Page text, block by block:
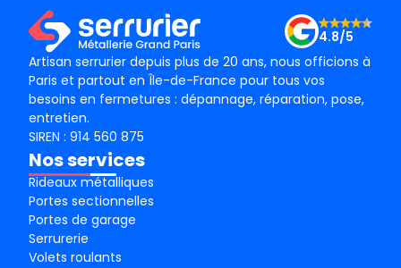
Artisan serrurier depuis plus de 20 ans, nous officions à
Paris et partout en Île-de-France pour tous vos
besoins en fermetures : dépannage, réparation, pose,
entretien.
4.8/5
SIREN : 914 560 875
Nos services
Rideaux métalliques
Portes sectionnelles
Portes de garage
Serrurerie
Volets roulants